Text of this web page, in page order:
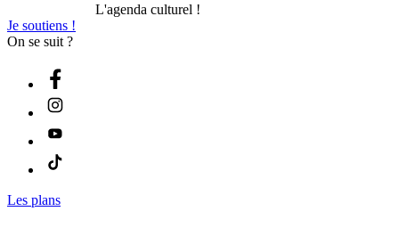
L'agenda culturel !
Je soutiens !
On se suit ?
Les plans